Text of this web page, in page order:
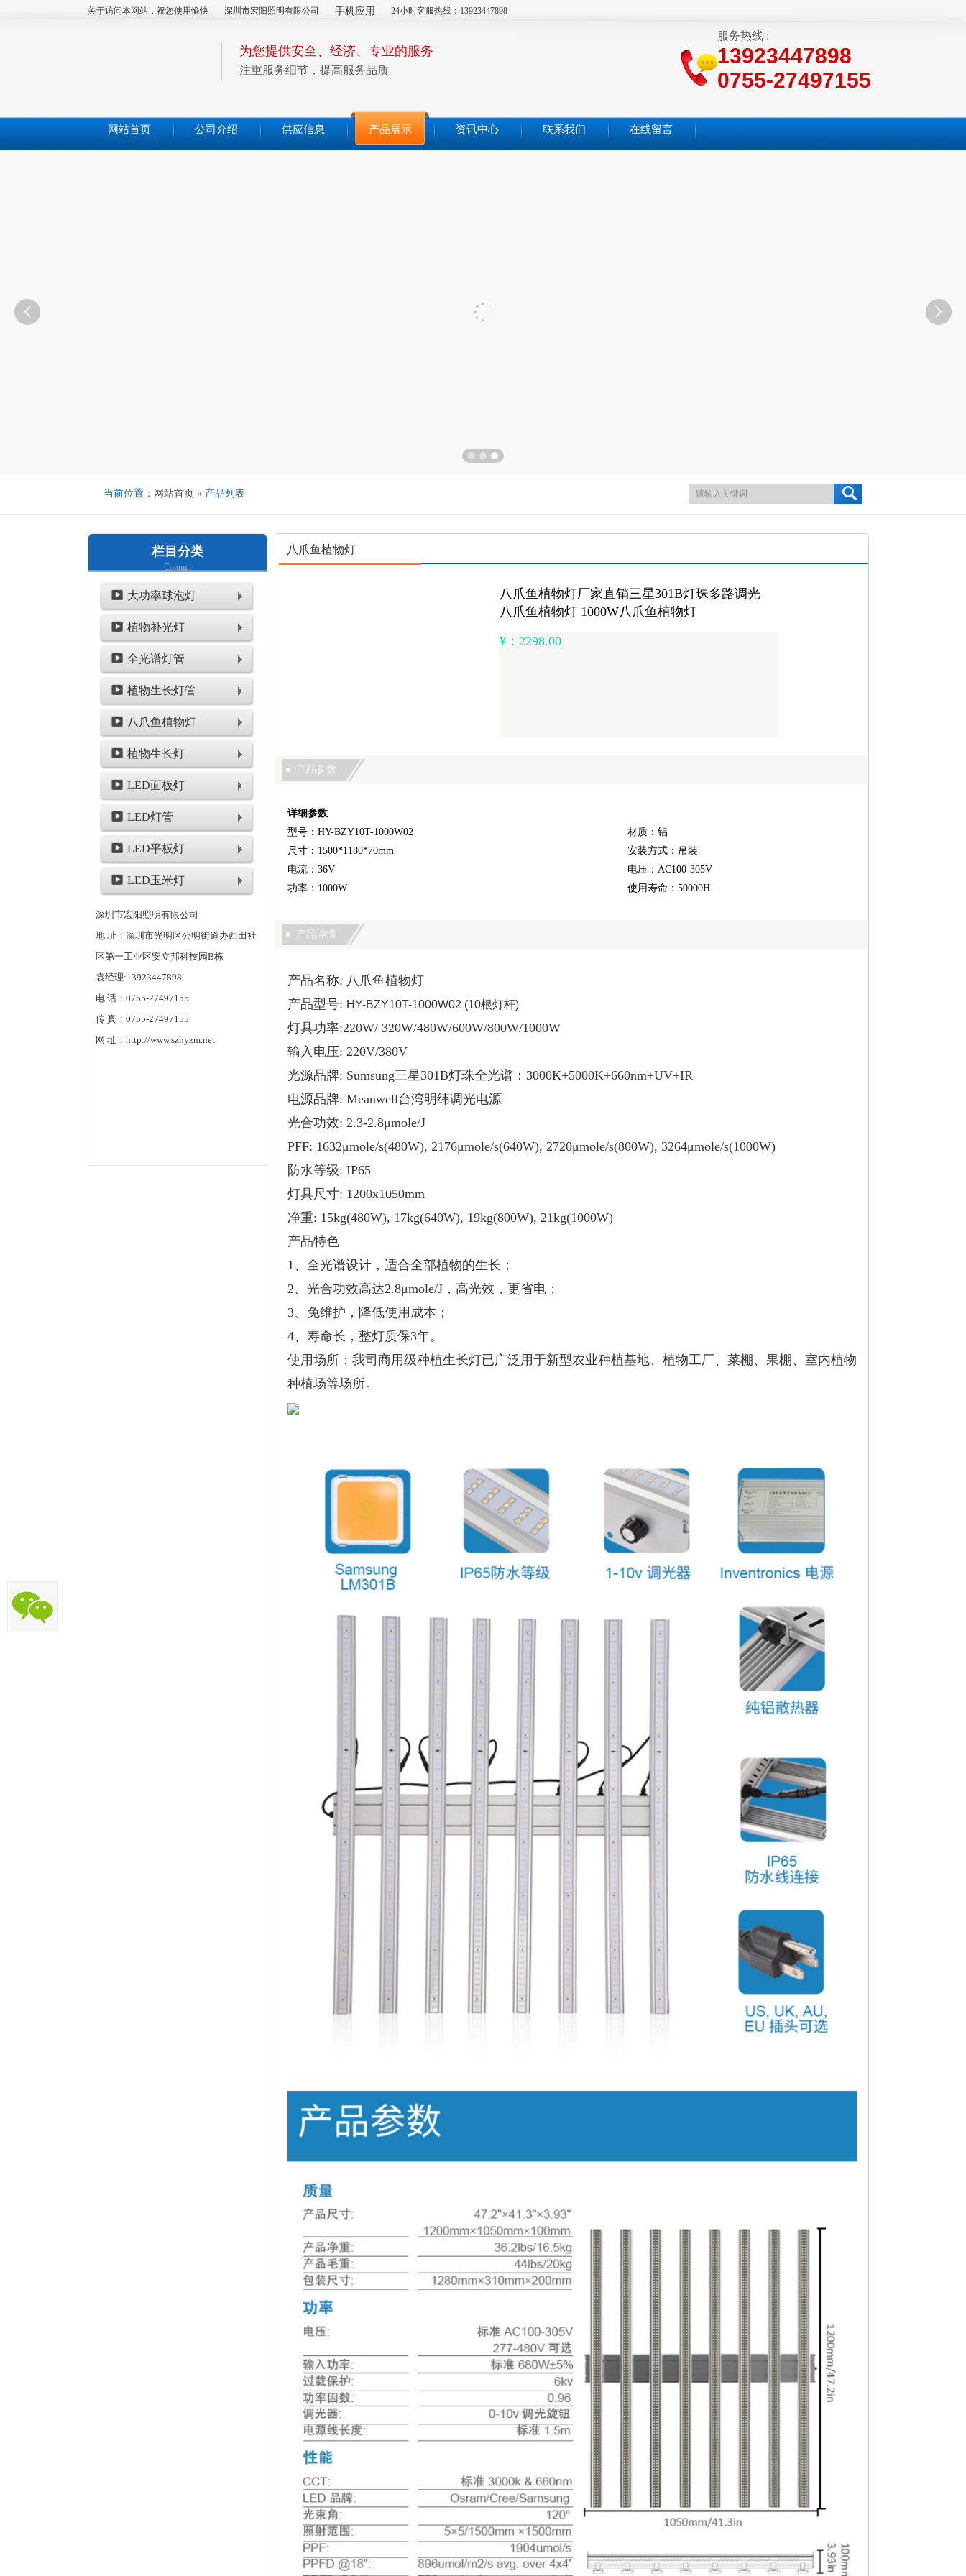
关于访问本网站，祝您使用愉快 深圳市宏阳照明有限公司 手机应用 24小时客服热线：13923447898
为您提供安全、经济、专业的服务
注重服务细节，提高服务品质
服务热线 :
13923447898
0755-27497155
网站首页 公司介绍 供应信息 产品展示 资讯中心 联系我们 在线留言
 
当前位置： 网站首页 » 产品列表
栏目分类
Column
大功率球泡灯
植物补光灯
全光谱灯管
植物生长灯管
八爪鱼植物灯
植物生长灯
LED面板灯
LED灯管
LED平板灯
LED玉米灯
深圳市宏阳照明有限公司
地 址：深圳市光明区公明街道办西田社
区第一工业区安立邦科技园B栋
袁经理:13923447898
电 话：0755-27497155
传 真：0755-27497155
网 址：http://www.szhyzm.net
八爪鱼植物灯
八爪鱼植物灯厂家直销三星301B灯珠多路调光
八爪鱼植物灯 1000W八爪鱼植物灯
¥：2298.00
产品参数
详细参数
型号：HY-BZY10T-1000W02
材质：铝
尺寸：1500*1180*70mm
安装方式：吊装
电流：36V
电压：AC100-305V
功率：1000W
使用寿命：50000H
产品详情
产品名称: 八爪鱼植物灯
产品型号: HY-BZY10T-1000W02 (10根灯杆)
灯具功率:220W/ 320W/480W/600W/800W/1000W
输入电压: 220V/380V
光源品牌: Sumsung三星301B灯珠全光谱：3000K+5000K+660nm+UV+IR
电源品牌: Meanwell台湾明纬调光电源
光合功效: 2.3-2.8μmole/J
PFF: 1632μmole/s(480W), 2176μmole/s(640W), 2720μmole/s(800W), 3264μmole/s(1000W)
防水等级: IP65
灯具尺寸: 1200x1050mm
净重: 15kg(480W), 17kg(640W), 19kg(800W), 21kg(1000W)
产品特色
1、全光谱设计，适合全部植物的生长；
2、光合功效高达2.8μmole/J，高光效，更省电；
3、免维护，降低使用成本；
4、寿命长，整灯质保3年。
使用场所： 我司商用级种植生长灯已广泛用于新型农业种植基地、植物工厂、菜棚、果棚、室内植物
种植场等场所。